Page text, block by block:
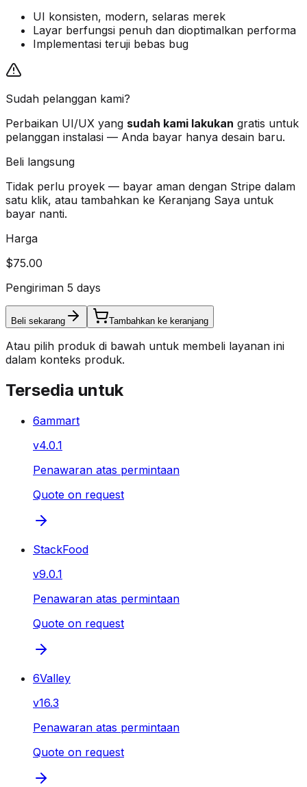
UI konsisten, modern, selaras merek
Layar berfungsi penuh dan dioptimalkan performa
Implementasi teruji bebas bug
Sudah pelanggan kami?
Perbaikan UI/UX yang sudah kami lakukan gratis untuk
pelanggan instalasi — Anda bayar hanya desain baru.
Beli langsung
Tidak perlu proyek — bayar aman dengan Stripe dalam
satu klik, atau tambahkan ke Keranjang Saya untuk
bayar nanti.
Harga
$75.00
Pengiriman 5 days
Beli sekarang Tambahkan ke keranjang
Atau pilih produk di bawah untuk membeli layanan ini
dalam konteks produk.
Tersedia untuk
6ammart
v4.0.1
Penawaran atas permintaan
Quote on request
StackFood
v9.0.1
Penawaran atas permintaan
Quote on request
6Valley
v16.3
Penawaran atas permintaan
Quote on request